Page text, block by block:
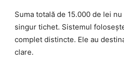
Suma totală de 15.000 de lei
singur tichet. Sistemul
complet distincte. Ele au
clare.